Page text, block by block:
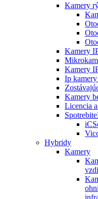
Kamery
Kamery
Kamery
Ip
Kamery
Licencia
Hybridy
Kamery